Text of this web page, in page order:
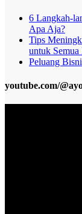
6 Langkah-
Apa Aja?
Tips
untuk Semua
Peluang
youtube.com/